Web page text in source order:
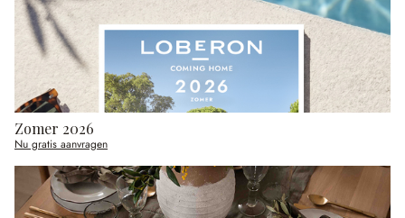
Zomer 2026
Nu gratis aanvragen